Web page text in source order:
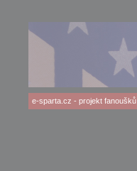
e-sparta.cz - projekt fanoušků